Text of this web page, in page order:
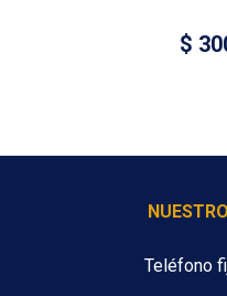
$
Teléfono